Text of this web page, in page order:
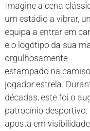
Imagine a cena
um estádio a vibrar,
equipa a entrar em
e o logótipo da sua
orgulhosamente
estampado na
jogador estrela.
décadas, este foi o
patrocínio desportivo.
aposta em visibilidade